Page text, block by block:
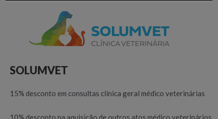
SOLUMVET
15% desconto em consultas clínica geral médico veterinárias
10% desconto na aquisição de outros atos médico veterinários